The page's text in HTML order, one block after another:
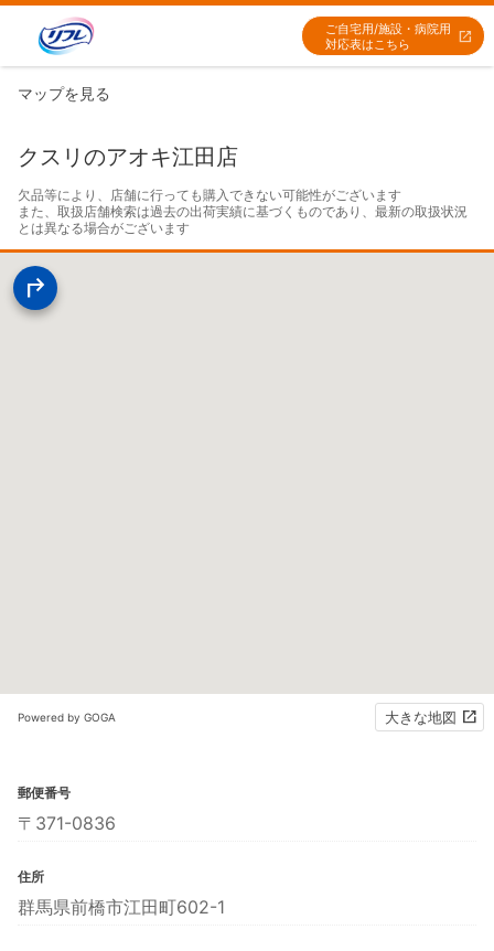
ご自宅用/施設・病院用
対応表はこちら
マップを見る
クスリのアオキ江田店
欠品等により、店舗に行っても購入できない可能性がございます
また、取扱店舗検索は過去の出荷実績に基づくものであり、最新の取扱状況
とは異なる場合がございます
Powered by GOGA 大きな地図
郵便番号
〒371-0836
住所
群馬県前橋市江田町602-1